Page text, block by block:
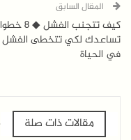
المقال السابق
كيف تتجنب
تساعدك لكي تتخطى الفشل
في الحياة
مقالات ذات صلة